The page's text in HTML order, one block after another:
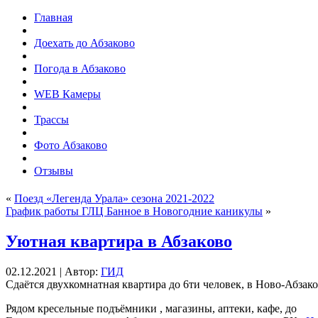
Главная
Доехать до Абзаково
Погода в Абзаково
WEB Камеры
Трассы
Фото Абзаково
Отзывы
« Поезд «Легенда Урала» сезона 2021-2022
График работы ГЛЦ Банное в Новогодние каникулы »
Уютная квартира в Абзаково
02.12.2021 | Автор: ГИД
Сдаётся двухкомнатная квартира до 6ти человек, в Ново-
Рядом кресельные подъёмники , магазины, аптеки, кафе, до